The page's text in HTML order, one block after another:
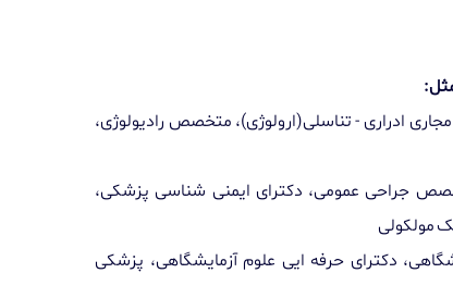
ادراری - تناسلی(ارولوژی)، متخصص رادیولوژی،
جراحی عمومی، دکترای ایمنی شناسی پزشکی،
مولکولی
دکترای حرفه ایی علوم آزمایشگاهی، پزشکی